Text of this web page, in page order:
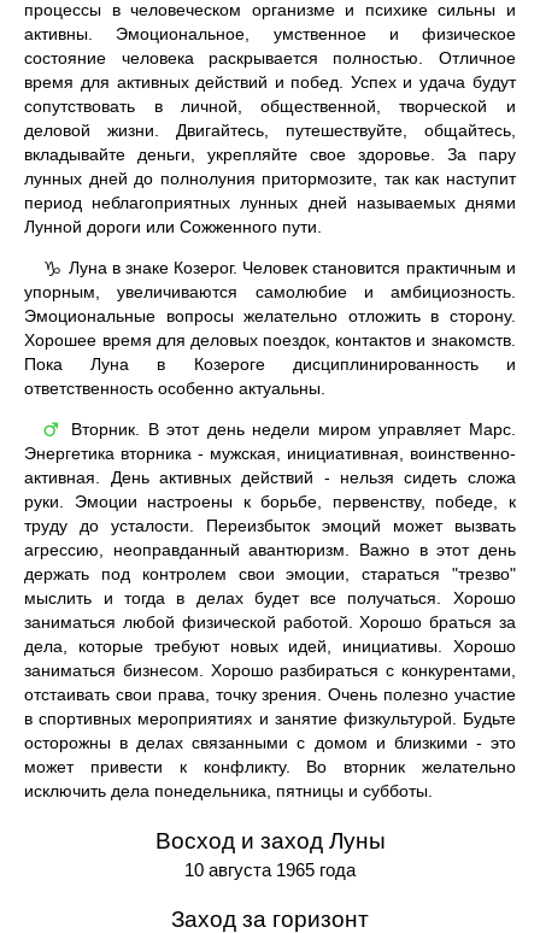
процессы в человеческом организме и психике сильны и
активны. Эмоциональное, умственное и физическое
состояние человека раскрывается полностью. Отличное
время для активных действий и побед. Успех и удача будут
сопутствовать в личной, общественной, творческой и
деловой жизни. Двигайтесь, путешествуйте, общайтесь,
вкладывайте деньги, укрепляйте свое здоровье. За пару
лунных дней до полнолуния притормозите, так как наступит
период неблагоприятных лунных дней называемых днями
Лунной дороги или Сожженного пути.
♑ Луна в знаке Козерог. Человек становится практичным и
упорным, увеличиваются самолюбие и амбициозность.
Эмоциональные вопросы желательно отложить в сторону.
Хорошее время для деловых поездок, контактов и знакомств.
Пока Луна в Козероге дисциплинированность и
ответственность особенно актуальны.
♂
Вторник. В этот день недели миром управляет Марс.
Энергетика вторника - мужская, инициативная, воинственно-
активная. День активных действий - нельзя сидеть сложа
руки. Эмоции настроены к борьбе, первенству, победе, к
труду до усталости. Переизбыток эмоций может вызвать
агрессию, неоправданный авантюризм. Важно в этот день
держать под контролем свои эмоции, стараться "трезво"
мыслить и тогда в делах будет все получаться. Хорошо
заниматься любой физической работой. Хорошо браться за
дела, которые требуют новых идей, инициативы. Хорошо
заниматься бизнесом. Хорошо разбираться с конкурентами,
отстаивать свои права, точку зрения. Очень полезно участие
в спортивных мероприятиях и занятие физкультурой. Будьте
осторожны в делах связанными с домом и близкими - это
может привести к конфликту. Во вторник желательно
исключить дела понедельника, пятницы и субботы.
Восход и заход Луны
10 августа 1965 года
Заход за горизонт